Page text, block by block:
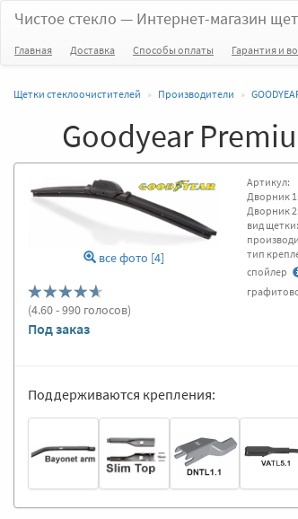
Чистое стекло — Интернет-магазин
Главная Доставка Способы оплаты Гарантия и
Щетки стеклоочистителей Производители
Goodyear
все фото [4]
(4.60- 990 голосов)
Под заказ
Артикул:
Дворник 1:
Дворник 2:
вид щетки:
тип
спойлер
Поддерживаются крепления: